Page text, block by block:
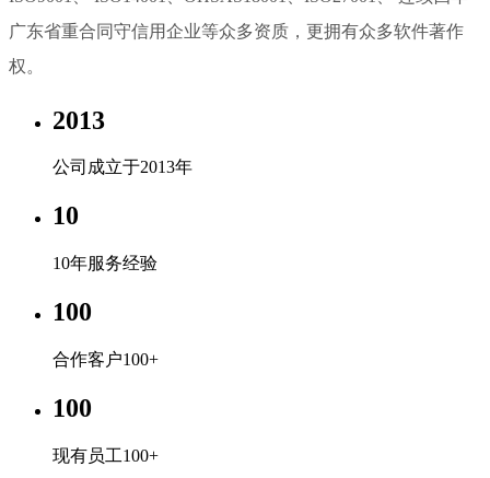
广东省重合同守信用企业等众多资质，更拥有众多软件著作
权。
2013
公司成立于2013年
10
10年服务经验
100
合作客户100+
100
现有员工100+